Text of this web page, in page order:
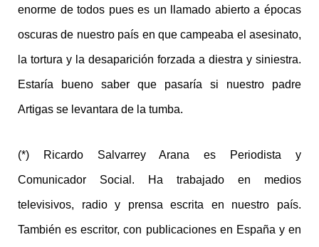
enorme de todos pues es un llamado abierto a épocas
oscuras de nuestro país en que campeaba el asesinato,
la tortura y la desaparición forzada a diestra y siniestra.
Estaría bueno saber que pasaría si nuestro padre
Artigas se levantara de la tumba.
(*) Ricardo Salvarrey Arana es Periodista y
Comunicador Social. Ha trabajado en medios
televisivos, radio y prensa escrita en nuestro país.
También es escritor, con publicaciones en España y en